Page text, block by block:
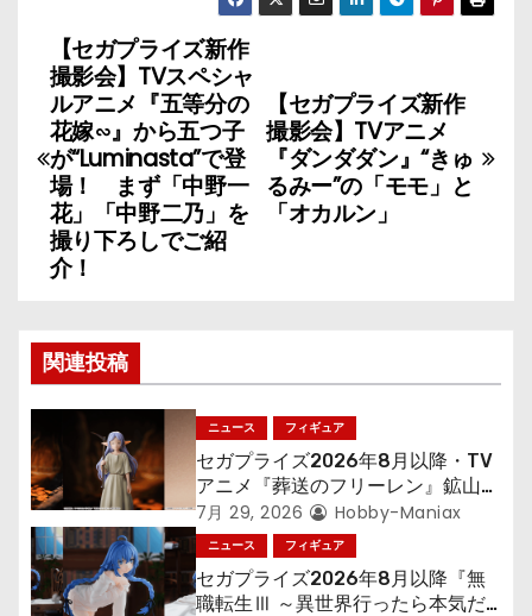
投
稿
ナ
ビ
ゲ
シ
ョ
ン
【セガプライズ新作
撮影会】TVアニメ
『ダンダダン』“きゅ
るみー”の「モモ」と
「オカルン」
【セガプライズ新作
撮影会】TVスペシャ
ルアニメ『五等分の
花嫁∽』から五つ子
が“Luminasta”で登
場！ まず「中野一
花」「中野二乃」を
撮り下ろしでご紹
介！
関連投稿
ニュース フィギュア
セガプライズ2026年8月以降・TV
アニメ『葬送のフリーレン』鉱山で
300年働くことになっっちゃった
「フリーレン」を立体化！
7月 29, 2026 Hobby-Maniax
ニュース フィギュア
セガプライズ2026年8月以降『無
職転生Ⅲ ～異世界行ったら本気だ